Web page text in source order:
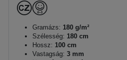
Gramázs: 180 g/m²
Szélesség: 180 cm
Hossz: 100 cm
Vastagság: 3 mm